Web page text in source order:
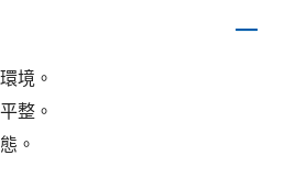
境。
整。
。